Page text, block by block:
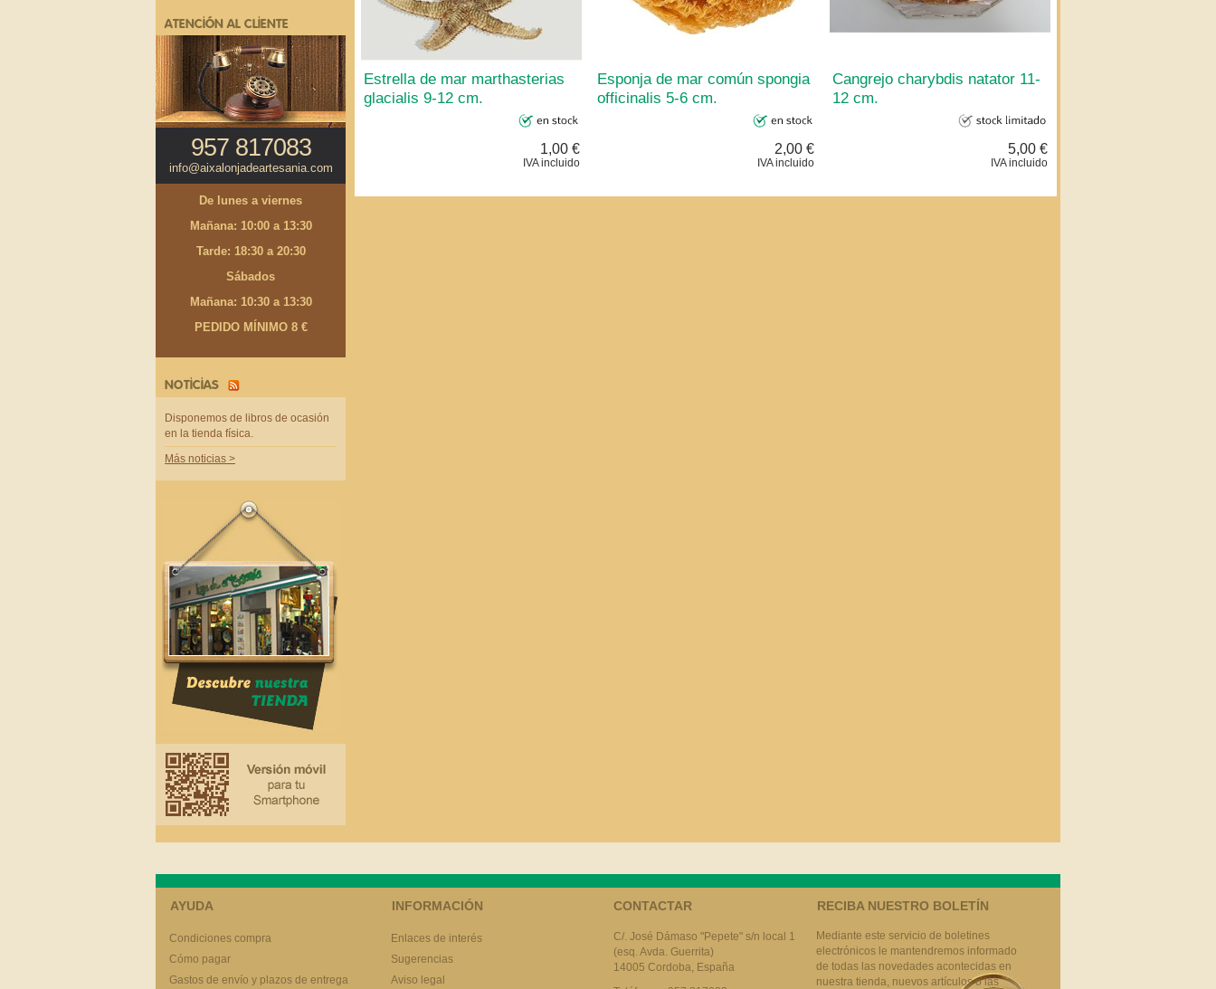
Estrella de mar marthasterias
glacialis 9-12 cm.
1,00 €
IVA incluido
Esponja de mar común spongia
officinalis 5-6 cm.
2,00 €
IVA incluido
Cangrejo charybdis natator 11-
12 cm.
5,00 €
IVA incluido
ATENCIÓN AL CLIENTE
957 817083
info@aixalonjadeartesania.com
De lunes a viernes
Mañana: 10:00 a 13:30
Tarde: 18:30 a 20:30
Sábados
Mañana: 10:30 a 13:30
PEDIDO MÍNIMO 8 €
NOTICIAS
Disponemos de libros de ocasión
en la tienda física.
Más noticias >
AYUDA
Condiciones compra
Cómo pagar
Gastos de envío y plazos de entrega
INFORMACIÓN
Enlaces de interés
Sugerencias
Aviso legal
CONTACTAR
C/. José Dámaso "Pepete" s/n local 1
(esq. Avda. Guerrita)
14005 Cordoba, España
RECIBA NUESTRO BOLETÍN
Mediante este servicio de boletines
electrónicos le mantendremos informado
de todas las novedades acontecidas en
nuestra tienda, nuevos artículos o las